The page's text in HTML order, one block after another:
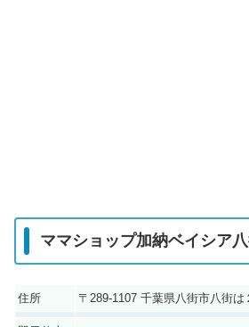
ママショップ加納ベイシア
住所 〒289-1107 千葉県八街市八街